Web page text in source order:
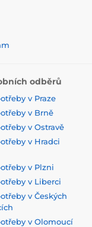
odběrů
v Praze
v Brně
v Ostravě
v Hradci
v Plzni
v Liberci
v Českých
v Olomoucí